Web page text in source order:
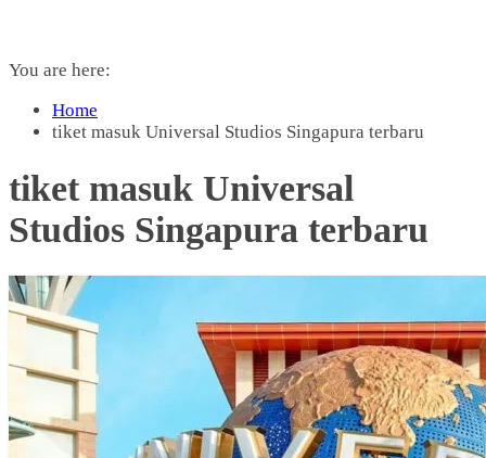
You are here:
Home
tiket masuk Universal Studios Singapura terbaru
tiket masuk Universal
Studios Singapura terbaru